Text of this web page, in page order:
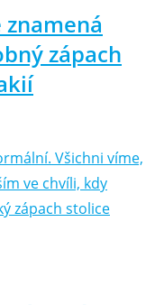
zápach
Všichni víme,
ve chvíli, kdy
zápach stolice